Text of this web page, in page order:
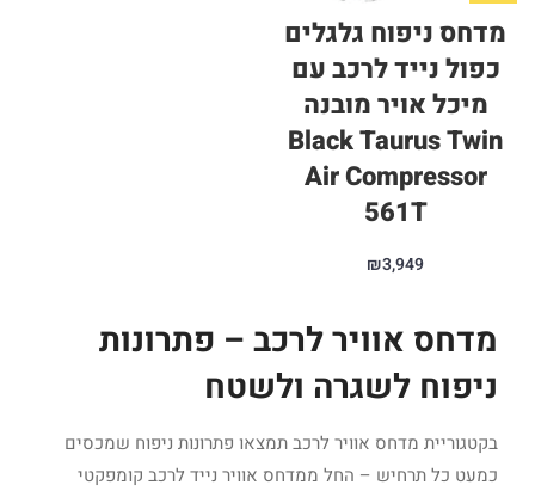
מדחס ניפוח גלגלים
כפול נייד לרכב עם
מיכל אויר מובנה
Black Taurus Twin
Air Compressor
561T
₪3,949
מדחס אוויר לרכב – פתרונות
ניפוח לשגרה ולשטח
בקטגוריית מדחס אוויר לרכב תמצאו פתרונות ניפוח שמכסים
כמעט כל תרחיש – החל ממדחס אוויר נייד לרכב קומפקטי